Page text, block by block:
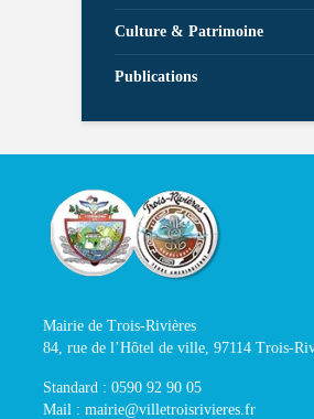
Culture & Patrimoine
Publications
Mairie de Trois-Rivières
84, rue de l’Hôtel de ville, 97114 Trois-
Standard : 0590 92 90 05
Mail : mairie@villetroisrivieres.fr